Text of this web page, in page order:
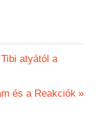
atyától a
és a Reakciók